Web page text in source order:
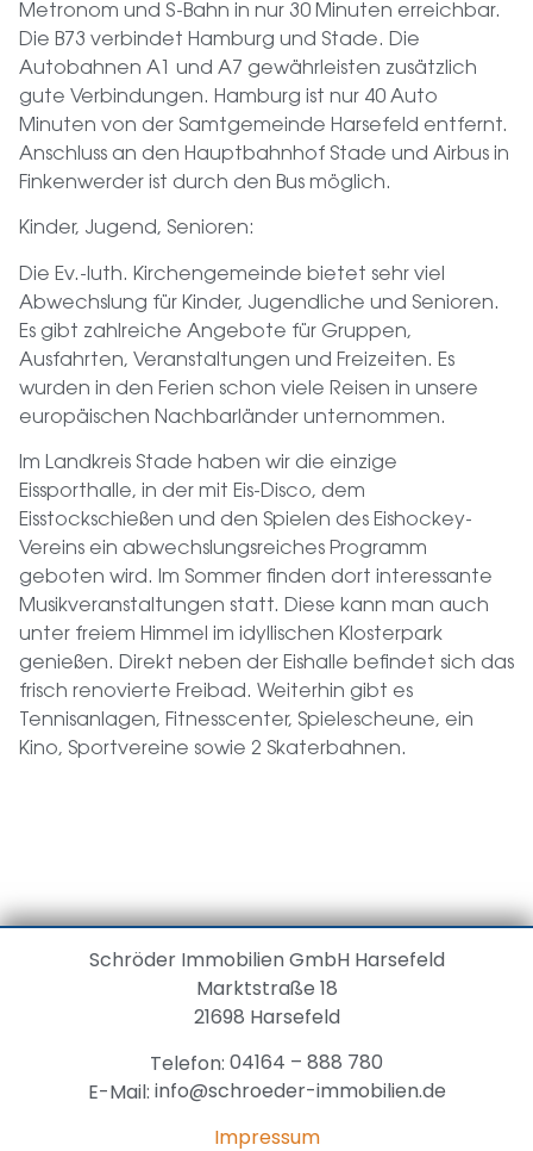
Metronom und S-Bahn in nur 30 Minuten erreichbar.
Die B73 verbindet Hamburg und Stade. Die
Autobahnen A1 und A7 gewährleisten zusätzlich
gute Verbindungen. Hamburg ist nur 40 Auto
Minuten von der Samtgemeinde Harsefeld entfernt.
Anschluss an den Hauptbahnhof Stade und Airbus in
Finkenwerder ist durch den Bus möglich.
Kinder, Jugend, Senioren:
Die Ev.-luth. Kirchengemeinde bietet sehr viel
Abwechslung für Kinder, Jugendliche und Senioren.
Es gibt zahlreiche Angebote für Gruppen,
Ausfahrten, Veranstaltungen und Freizeiten. Es
wurden in den Ferien schon viele Reisen in unsere
europäischen Nachbarländer unternommen.
Im Landkreis Stade haben wir die einzige
Eissporthalle, in der mit Eis-Disco, dem
Eisstockschießen und den Spielen des Eishockey-
Vereins ein abwechslungsreiches Programm
geboten wird. Im Sommer finden dort interessante
Musikveranstaltungen statt. Diese kann man auch
unter freiem Himmel im idyllischen Klosterpark
genießen. Direkt neben der Eishalle befindet sich das
frisch renovierte Freibad. Weiterhin gibt es
Tennisanlagen, Fitnesscenter, Spielescheune, ein
Kino, Sportvereine sowie 2 Skaterbahnen.
Schröder Immobilien GmbH Harsefeld
Marktstraße 18
21698 Harsefeld
Telefon: 04164 – 888 780
E-Mail: info@schroeder-immobilien.de
Impressum